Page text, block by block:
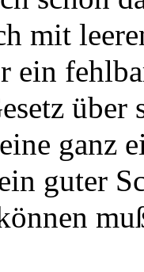
mit
ein
über
ganz
guter